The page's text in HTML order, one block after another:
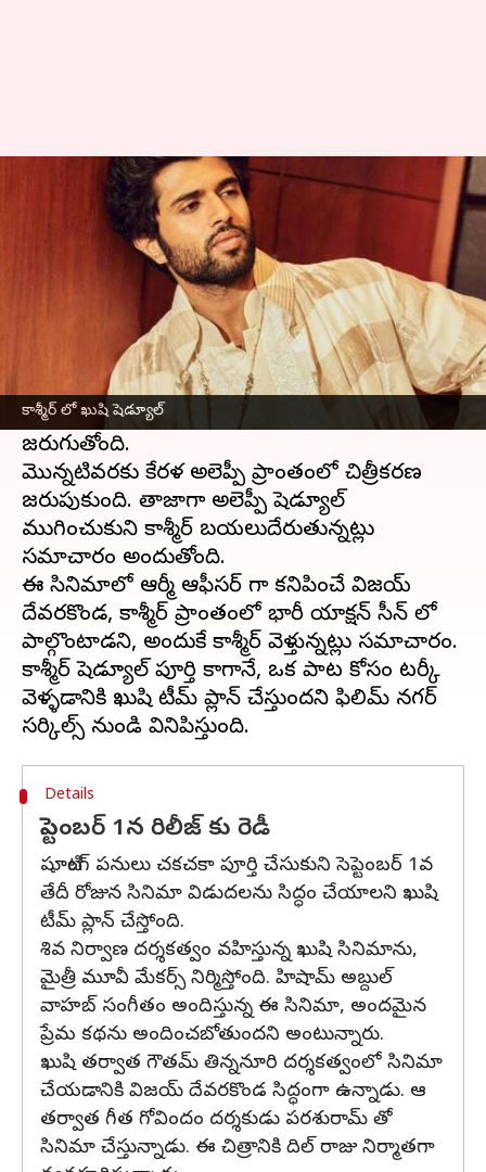
కాశ్మీర్ లో ఖుషి షెడ్యూల్
ఖుషి: మంచుకొండల్లో విజయ్
చేయబోతున్న భారీ యాక్షన్ సీక్వెన్స్
Sriram Pranateja Apr 25, 2023 10:41 am
లైగర్ తర్వాతవిజయ్ దేవరకొండ , ఖుషి పనుల్లో బిజీగా
ఉన్నాడు.సమంతహీరోయిన్ గా కనిపిస్తున్న ఈ చిత్ర
షూటింగ్, గత కొన్ని రోజులుగా చాలా వేగంగా
జరుగుతోంది.
మొన్నటివరకు కేరళ అలెప్పీ ప్రాంతంలో చిత్రీకరణ
జరుపుకుంది. తాజాగా అలెప్పీ షెడ్యూల్
ముగించుకుని కాశ్మీర్ బయలుదేరుతున్నట్లు
సమాచారం అందుతోంది.
ఈ సినిమాలో ఆర్మీ ఆఫీసర్ గా కనిపించే విజయ్
దేవరకొండ, కాశ్మీర్ ప్రాంతంలో భారీ యాక్షన్ సీన్ లో
పాల్గొంటాడని, అందుకే కాశ్మీర్ వెళ్తున్నట్లు సమాచారం.
కాశ్మీర్ షెడ్యూల్ పూర్తి కాగానే, ఒక పాట కోసం టర్కీ
వెళ్ళడానికి ఖుషి టీమ్ ప్లాన్ చేస్తుందని ఫిలిమ్ నగర్
Details
సెప్టెంబర్ 1న రిలీజ్ కు రెడీ
షూటింగ్ పనులు చకచకా పూర్తి చేసుకుని సెప్టెంబర్ 1వ
తేదీ రోజున సినిమా విడుదలను సిద్ధం చేయాలని ఖుషి
టీమ్ ప్లాన్ చేస్తోంది.
శివ నిర్వాణ దర్శకత్వం వహిస్తున్న ఖుషి సినిమాను,
మైత్రీ మూవీ మేకర్స్ నిర్మిస్తోంది. హిషామ్ అబ్దుల్
వాహబ్ సంగీతం అందిస్తున్న ఈ సినిమా, అందమైన
ప్రేమ కథను అందించబోతుందని అంటున్నారు.
ఖుషి తర్వాత గౌతమ్ తిన్ననూరి దర్శకత్వంలో సినిమా
చేయడానికి విజయ్ దేవరకొండ సిద్ధంగా ఉన్నాడు. ఆ
తర్వాత గీత గోవిందం దర్శకుడు పరశురామ్ తో
సినిమా చేస్తున్నాడు. ఈ చిత్రానికి దిల్ రాజు నిర్మాతగా